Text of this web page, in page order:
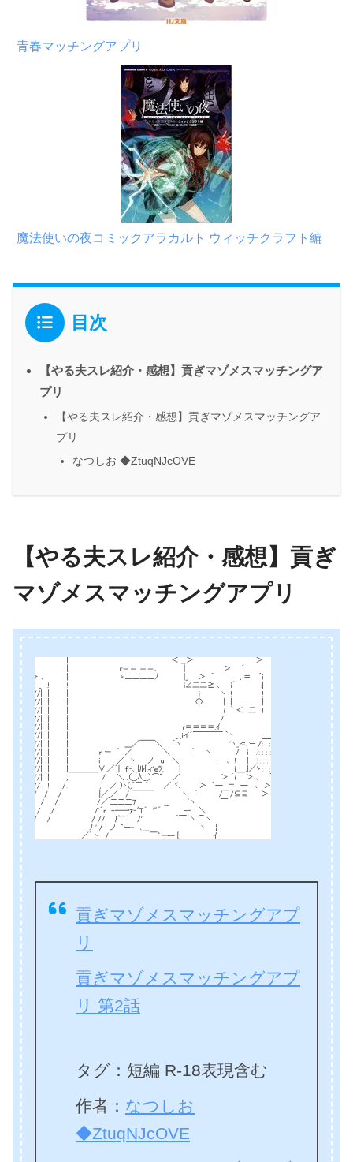
青春マッチングアプリ
魔法使いの夜コミックアラカルト ウィッチクラフト編
目次
【やる夫スレ紹介・感想】貢ぎマゾメスマッチングア
プリ
【やる夫スレ紹介・感想】貢ぎマゾメスマッチングア
プリ
なつしお ◆ZtuqNJcOVE
【やる夫スレ紹介・感想】貢ぎ
マゾメスマッチングアプリ
貢ぎマゾメスマッチングアプ
リ
貢ぎマゾメスマッチングアプ
リ 第2話
タグ：短編 R-18表現含む
作者： なつしお
◆ZtuqNJcOVE